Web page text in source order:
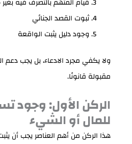
قيام المتهم بالتصرف فيه
ثبوت القصد الجنائي
وجود دليل يثبت الواقعة
ولا يكفي مجرد الادعاء، بل يجب دعم
مقبولة قانونًا.
الركن الأول: وجود
للمال أو الشيء
هذا الركن من أهم العناصر يجب أن